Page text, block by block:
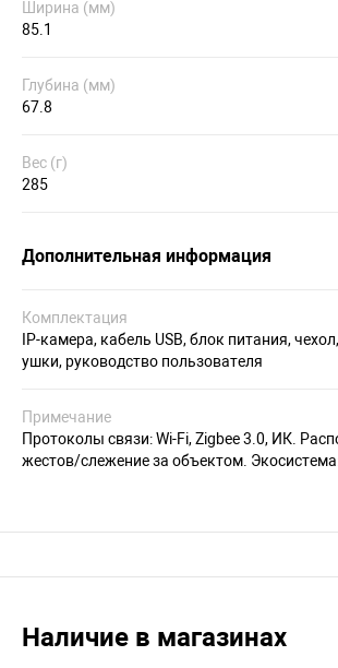
Ширина (мм)
85.1
Глубина (мм)
67.8
Вес (г)
285
Дополнительная информация
Комплектация
IP-камера, кабель USB, блок питания,
ушки, руководство пользователя
Примечание
Протоколы связи: Wi-Fi, Zigbee 3.0, ИК.
жестов/слежение за объектом.
Наличие в магазинах